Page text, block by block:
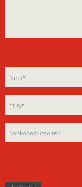
leave
this
empty.
leave
this
field
empty.